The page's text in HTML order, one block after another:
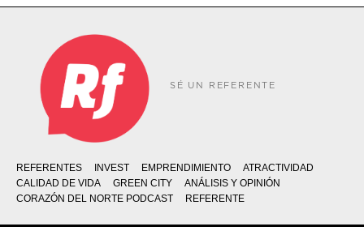
SÉ UN REFERENTE
REFERENTES INVEST EMPRENDIMIENTO
ATRACTIVIDAD
CALIDAD DE VIDA
GREEN CITY
ANÁLISIS Y OPINIÓN
CORAZÓN DEL NORTE PODCAST
REFERENTE